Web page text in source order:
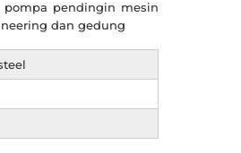
pompa pendingin mesin
dan gedung